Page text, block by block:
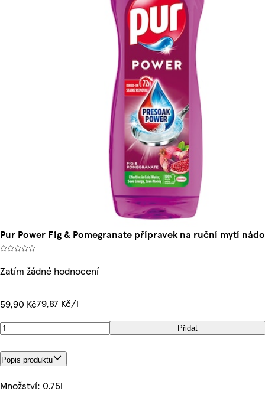
Pur Power Fig & Pomegranate přípravek na ruční mytí
Zatím žádné hodnocení
59,90 Kč79,87 Kč/l
Přidat
Popis produktu
Množství: 0.75l